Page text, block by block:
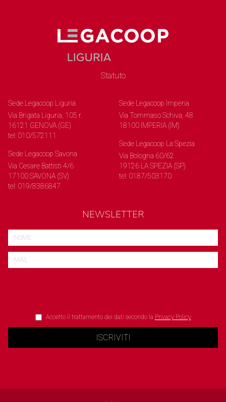
Statuto
Sede Legacoop Liguria
Via Brigata Liguria, 105 r.
16121 GENOVA (GE)
tel: 010/572111
Sede Legacoop Savona
Via Cesare Battisti 4/6
17100 SAVONA (SV)
tel: 019/8386847
Sede Legacoop Imperia
Via Tommaso Schiva, 48
18100 IMPERIA (IM)
Sede Legacoop La Spezia
Via Bologna 60/62
19126 LA SPEZIA (SP)
tel: 0187/503170
NEWSLETTER
Accetto il trattamento dei dati secondo la Privacy Policy
ISCRIVITI